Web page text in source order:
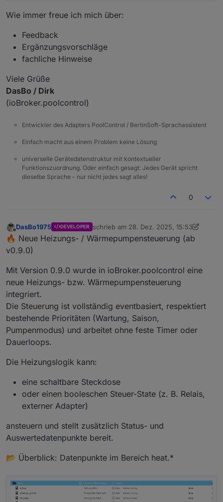
Wie immer freue ich mich über:
Feedback
Ergänzungsvorschläge
fachliche Hinweise
Viele Grüße
DasBo / Dirk
(ioBroker.poolcontrol)
Entwickler des Adapters PoolControl / BertinSoft-Sprachassistent
Einfach macht aus einem Problem keine Lösung
universelle Gerätedatenstruktur mit kontextueller
Funktionszuordnung. Oder einfach gesagt: Jedes Gerät spricht
dieselbe Sprache - nur nicht jedes sagt alles!
0
Offline
DasBo1975 DEVELOPER schrieb am 28. Dez. 2025, 15:53
zuletzt editiert von DasBo1975
🔥 Neue Heizungs- / Wärmepumpensteuerung (ab
v0.9.0)
Mit Version 0.9.0 wurde in ioBroker.poolcontrol eine
neue Heizungs- bzw. Wärmepumpensteuerung
integriert.
Die Steuerung ist vollständig eventbasiert, respektiert
bestehende Prioritäten (Wartung, Saison,
Pumpenmodus) und arbeitet ohne feste Timer oder
Dauerloops.
Die Heizungslogik kann:
eine schaltbare Steckdose
oder einen booleschen Steuer-State (z. B. Relais,
externer Adapter)
ansteuern und stellt zusätzlich Status- und
Auswertedatenpunkte bereit.
📂 Überblick: Datenpunkte im Bereich heat.*